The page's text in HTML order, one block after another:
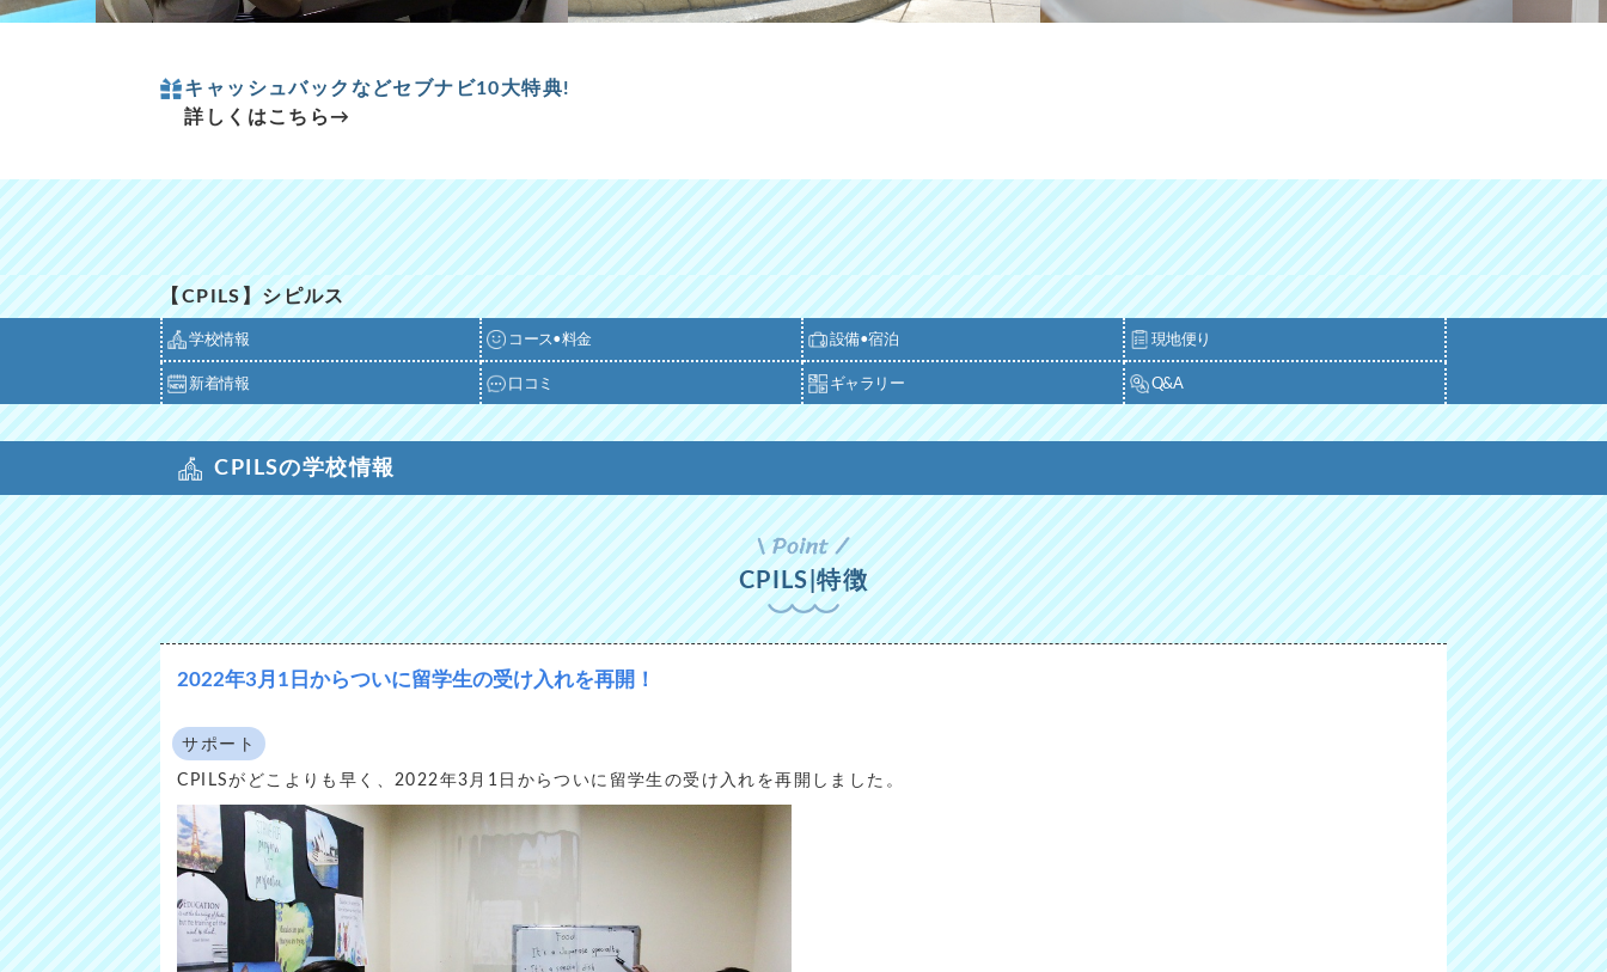
キャッシュバックなどセブナビ10大特典!
詳しくはこちら→
【CPILS】シピルス
学校情報 コース•料金 設備•宿泊 現地便り
新着情報 口コミ ギャラリー Q&A
CPILSの学校情報
CPILS|特徴
2022年3月1日からついに留学生の受け入れを再開！
サポート
CPILSがどこよりも早く、2022年3月1日からついに留学生の受け入れを再開しました。